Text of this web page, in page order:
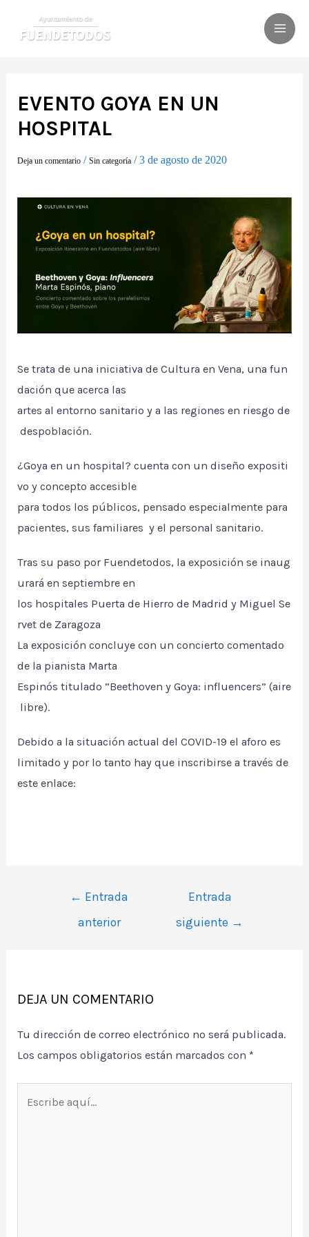
EVENTO GOYA EN UN
HOSPITAL
Deja un comentario /Sin categoría /3 de agosto de 2020
Se trata de una iniciativa de Cultura en Vena, una fun
dación que acerca las
artes al entorno sanitario y a las regiones en riesgo de
despoblación.
¿Goya en un hospital? cuenta con un diseño expositi
vo y concepto accesible
para todos los públicos, pensado especialmente para
pacientes, sus familiares y el personal sanitario.
Tras su paso por Fuendetodos, la exposición se inaug
urará en septiembre en
los hospitales Puerta de Hierro de Madrid y Miguel Se
rvet de Zaragoza
La exposición concluye con un concierto comentado
de la pianista Marta
Espinós titulado “Beethoven y Goya: influencers” (aire
libre).
Debido a la situación actual del COVID-19 el aforo es
limitado y por lo tanto hay que inscribirse a través de
este enlace:
Navegación
← Entrada
anterior
Entrada
siguiente →
DEJA UN COMENTARIO
Tu dirección de correo electrónico no será publicada.
Los campos obligatorios están marcados con *